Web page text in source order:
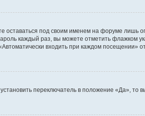
под своим именем на форуме лишь
каждый раз, вы можете отметить флажком
входить при каждом посещении»
переключатель в положение «Да», то